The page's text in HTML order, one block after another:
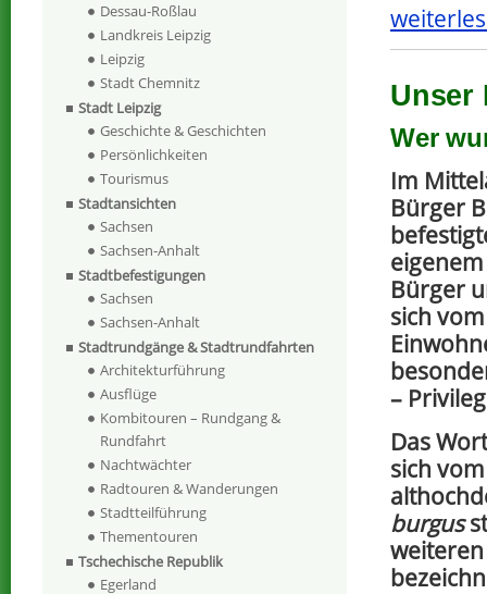
Unser
Wer
Im
Bürger
Bürger
sich
–
Das
sich vom
burgus
Dessau-Roßlau
Landkreis Leipzig
Leipzig
Stadt Chemnitz
Stadt Leipzig
Geschichte & Geschichten
Persönlichkeiten
Tourismus
Stadtansichten
Sachsen
Sachsen-Anhalt
Stadtbefestigungen
Sachsen
Sachsen-Anhalt
Stadtrundgänge & Stadtrundfahrten
Architekturführung
Ausflüge
Kombitouren – Rundgang &
Rundfahrt
Nachtwächter
Radtouren & Wanderungen
Stadtteilführung
Thementouren
Tschechische Republik
Egerland